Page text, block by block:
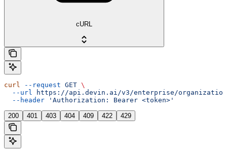
cURL
curl --request GET \
  --url
https://api.devin.ai/v3/enterprise/
  --header
'Authorization: Bearer <token>'
200 401 403 404 409 422 429